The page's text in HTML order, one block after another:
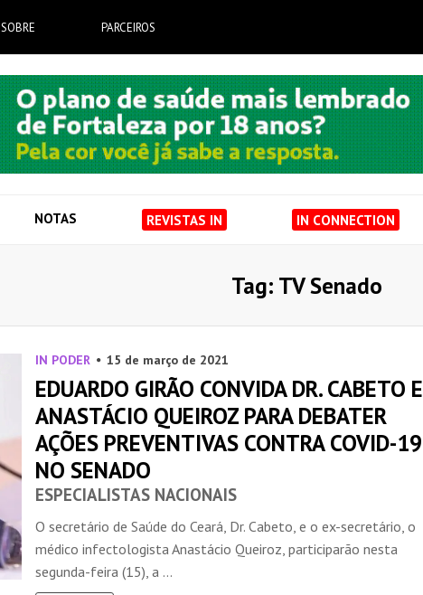
SOBRE PARCEIROS
NOTAS REVISTAS IN IN CONNECTION
Tag: TV Senado
IN PODER 15 de março de 2021
EDUARDO GIRÃO CONVIDA DR. CABETO E
ANASTÁCIO QUEIROZ PARA DEBATER
AÇÕES PREVENTIVAS CONTRA COVID-19
NO SENADO
ESPECIALISTAS NACIONAIS
O secretário de Saúde do Ceará, Dr. Cabeto, e o ex-secretário, o
médico infectologista Anastácio Queiroz, participarão nesta
segunda-feira (15), a ...